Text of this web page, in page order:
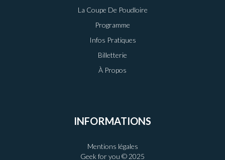
La Coupe De Poudloire
Programme
Infos Pratiques
Billetterie
À Propos
INFORMATIONS
Mentions légales
Geek for you © 2025